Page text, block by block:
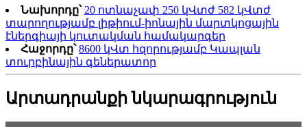
Նախորդը՝ 20 ոտնաչափ 250 կՎտժ 582 կՎտժ
տարողությամբ լիթիում-իոնային մարտկոցային
էներգիայի կուտակման համակարգեր
Հաջորդը՝ 8600 կՎտ հզորությամբ Կապլան
տուրբինային գեներատոր
Արտադրանքի նկարագրություն